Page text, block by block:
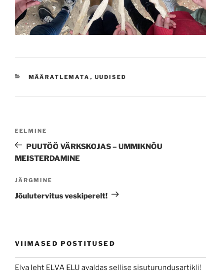
CATEGORIES
MÄÄRATLEMATA , UUDISED
Previous
Post
EELMINE
PUUTÖÖ VÄRKSKOJAS – UMMIKNÕU
MEISTERDAMINE
Next
Post
JÄRGMINE
Jõulutervitus veskiperelt!
VIIMASED POSTITUSED
Elva leht ELVA ELU avaldas sellise sisuturundusartikli!